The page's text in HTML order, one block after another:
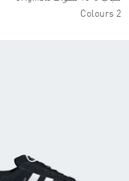
2 Colours